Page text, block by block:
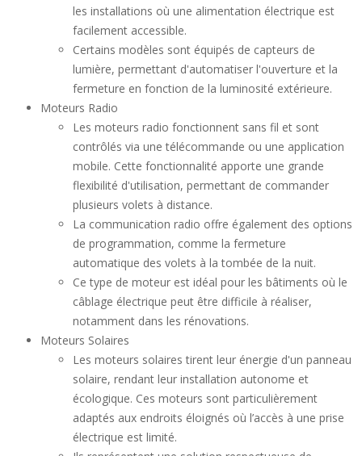
les installations où une alimentation électrique est
facilement accessible.
Certains modèles sont équipés de capteurs de
lumière, permettant d'automatiser l'ouverture et la
fermeture en fonction de la luminosité extérieure.
Moteurs Radio
Les moteurs radio fonctionnent sans fil et sont
contrôlés via une télécommande ou une application
mobile. Cette fonctionnalité apporte une grande
flexibilité d'utilisation, permettant de commander
plusieurs volets à distance.
La communication radio offre également des options
de programmation, comme la fermeture
automatique des volets à la tombée de la nuit.
Ce type de moteur est idéal pour les bâtiments où le
câblage électrique peut être difficile à réaliser,
notamment dans les rénovations.
Moteurs Solaires
Les moteurs solaires tirent leur énergie d'un panneau
solaire, rendant leur installation autonome et
écologique. Ces moteurs sont particulièrement
adaptés aux endroits éloignés où l’accès à une prise
électrique est limité.